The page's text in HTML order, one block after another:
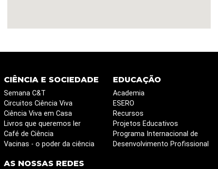
CIÊNCIA E SOCIEDADE
Semana C&T
Circuitos Ciência Viva
Ciência Viva em Casa
Livros que queremos ler
Café de Ciência
Vacinas - o poder da ciência
EDUCAÇÃO
Academia
ESERO
Recursos
Projetos Educativos
Programa Internacional de
Desenvolvimento Profissional
AS NOSSAS REDES